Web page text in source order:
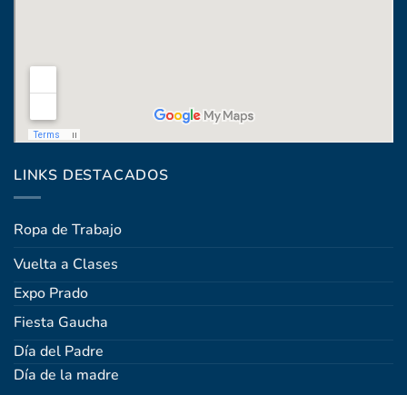
LINKS DESTACADOS
Ropa de Trabajo
Vuelta a Clases
Expo Prado
Fiesta Gaucha
Día del Padre
Día de la madre